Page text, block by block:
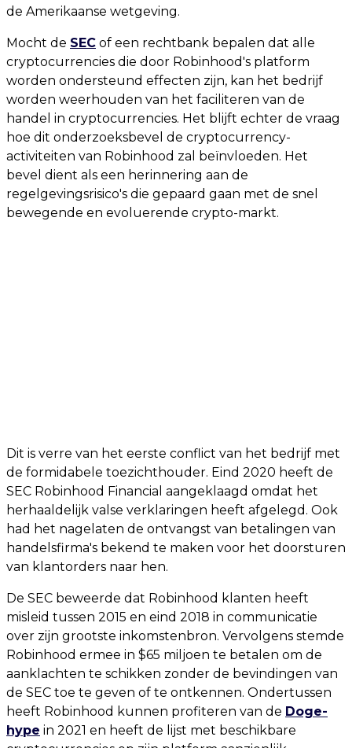
de Amerikaanse wetgeving.
Mocht de SEC of een rechtbank bepalen dat alle
cryptocurrencies die door Robinhood's platform
worden ondersteund effecten zijn, kan het bedrijf
worden weerhouden van het faciliteren van de
handel in cryptocurrencies. Het blijft echter de vraag
hoe dit onderzoeksbevel de cryptocurrency-
activiteiten van Robinhood zal beïnvloeden. Het
bevel dient als een herinnering aan de
regelgevingsrisico's die gepaard gaan met de snel
bewegende en evoluerende crypto-markt.
Dit is verre van het eerste conflict van het bedrijf met
de formidabele toezichthouder. Eind 2020 heeft de
SEC Robinhood Financial aangeklaagd omdat het
herhaaldelijk valse verklaringen heeft afgelegd. Ook
had het nagelaten de ontvangst van betalingen van
handelsfirma's bekend te maken voor het doorsturen
van klantorders naar hen.
De SEC beweerde dat Robinhood klanten heeft
misleid tussen 2015 en eind 2018 in communicatie
over zijn grootste inkomstenbron. Vervolgens stemde
Robinhood ermee in $65 miljoen te betalen om de
aanklachten te schikken zonder de bevindingen van
de SEC toe te geven of te ontkennen. Ondertussen
heeft Robinhood kunnen profiteren van de Doge-
hype in 2021 en heeft de lijst met beschikbare